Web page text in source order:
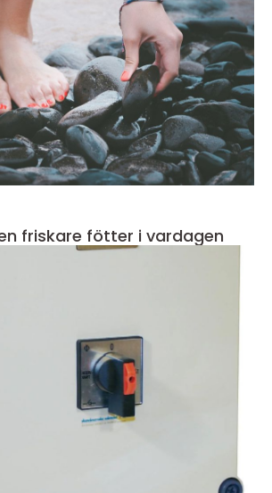
Fotvård i boden friskare fötter i vardagen